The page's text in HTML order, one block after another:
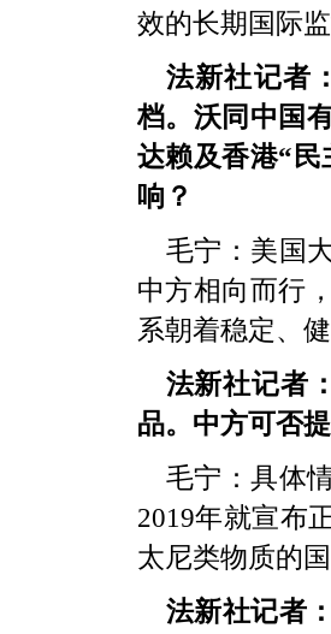
效的长期国际监
法新社记者
档。沃同中国
达赖及香港“
响？
毛宁：美国
中方相向而行
系朝着稳定、
法新社记者
品。中方可否
毛宁：具体
2019年就宣布
太尼类物质的
法新社记者